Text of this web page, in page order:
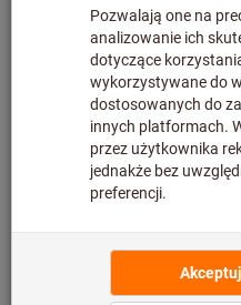
obowiązującej wysokości
24 wariantów